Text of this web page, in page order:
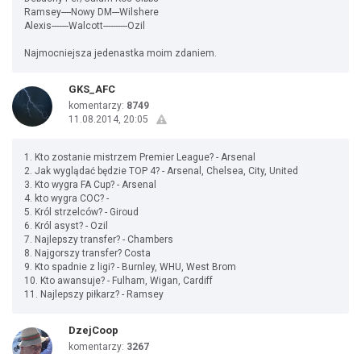
Ramsey----Nowy DM---Wilshere
Alexis-------Walcott----------Ozil
Najmocniejsza jedenastka moim zdaniem.
GKS_AFC
komentarzy: 8749
11.08.2014, 20:05
1. Kto zostanie mistrzem Premier League? - Arsenal
2. Jak wyglądać będzie TOP 4? - Arsenal, Chelsea, City, United
3. Kto wygra FA Cup? - Arsenal
4. kto wygra COC? -
5. Król strzelców? - Giroud
6. Król asyst? - Ozil
7. Najlepszy transfer? - Chambers
8. Najgorszy transfer? Costa
9. Kto spadnie z ligi? - Burnley, WHU, West Brom
10. Kto awansuje? - Fulham, Wigan, Cardiff
11. Najlepszy piłkarz? - Ramsey
DzejCoop
komentarzy: 3267